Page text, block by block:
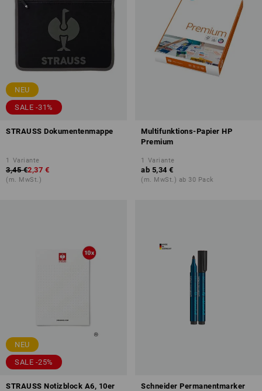
NEU
SALE -31%
STRAUSS Dokumentenmappe
1 Variante
3,45 €2,37 €
(m. MwSt.)
Multifunktions-Papier HP
Premium
1 Variante
ab 5,34 €
(m. MwSt.) ab 30 Pack
NEU
SALE -25%
STRAUSS Notizblock A6, 10er
Schneider Permanentmarker